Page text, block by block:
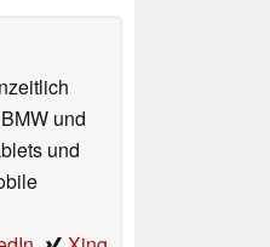
und
und